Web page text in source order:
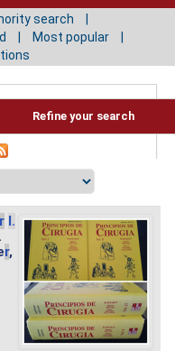
search
Most popular
Refine your search
r I.
r,